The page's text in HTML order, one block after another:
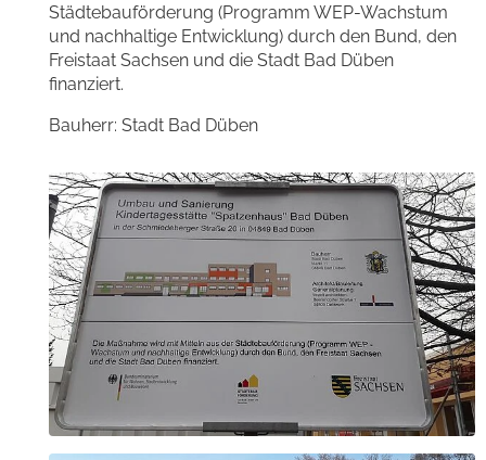
Städtebauförderung (Programm WEP-Wachstum
und nachhaltige Entwicklung) durch den Bund, den
Freistaat Sachsen und die Stadt Bad Düben
finanziert.
Bauherr: Stadt Bad Düben